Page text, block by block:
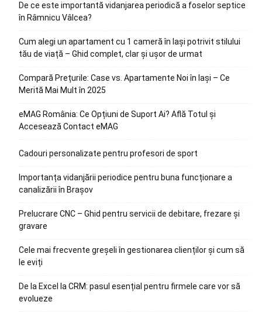
De ce este importantă vidanjarea periodică a foselor septice
în Râmnicu Vâlcea?
Cum alegi un apartament cu 1 cameră în Iași potrivit stilului
tău de viață – Ghid complet, clar și ușor de urmat
Compară Prețurile: Case vs. Apartamente Noi în Iași – Ce
Merită Mai Mult în 2025
eMAG România: Ce Opțiuni de Suport Ai? Află Totul și
Accesează Contact eMAG
Cadouri personalizate pentru profesori de sport
Importanța vidanjării periodice pentru buna funcționare a
canalizării în Brașov
Prelucrare CNC – Ghid pentru servicii de debitare, frezare și
gravare
Cele mai frecvente greșeli în gestionarea clienților și cum să
le eviți
De la Excel la CRM: pasul esențial pentru firmele care vor să
evolueze